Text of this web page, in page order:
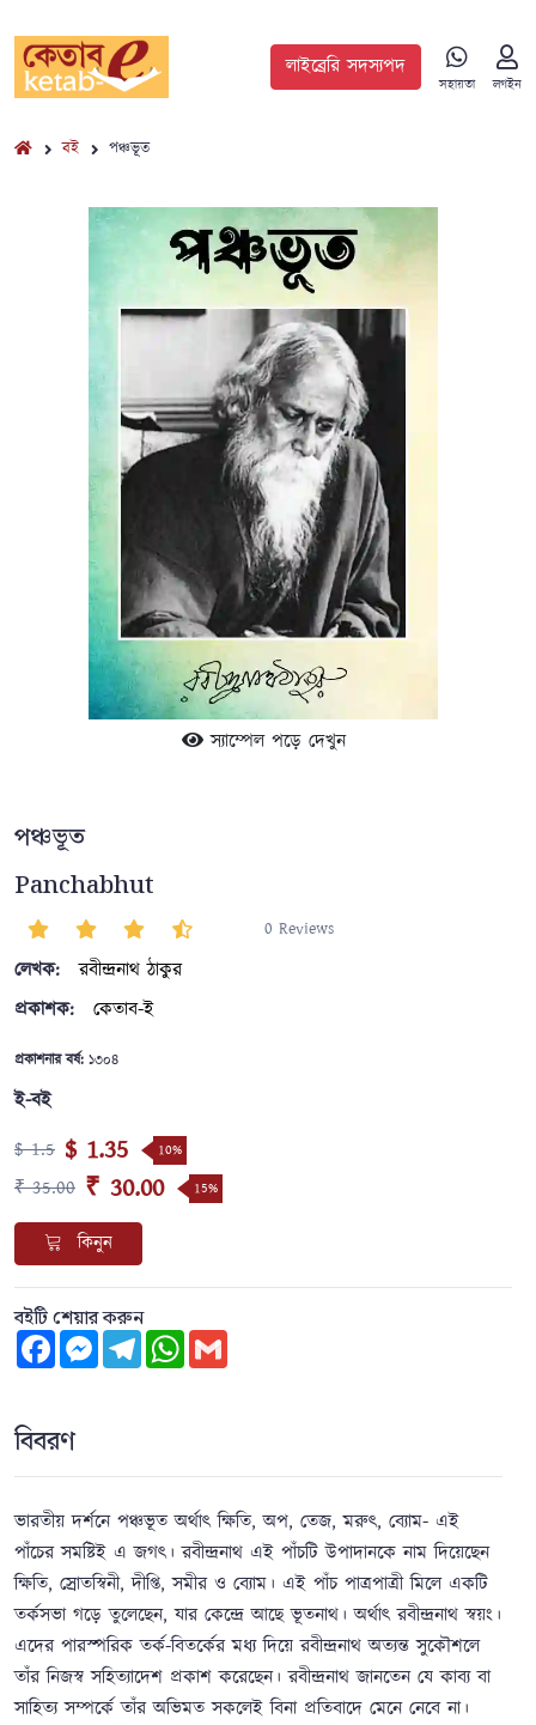
লাইব্রেরি সদস্যপদ
সহায়তা লগইন
বই পঞ্চভূত
স্যাম্পেল পড়ে দেখুন
পঞ্চভূত
Panchabhut
0 Reviews
লেখক:
রবীন্দ্রনাথ ঠাকুর
প্রকাশক:
কেতাব-ই
প্রকাশনার বর্ষ: ১৩০৪
ই-বই
$ 1.5 $ 1.35 10%
₹ 35.00 ₹ 30.00 15%
কিনুন
বইটি শেয়ার করুন
FacebookMessengerTelegramWhatsApp
বিবরণ
ভারতীয় দর্শনে পঞ্চভূত অর্থাৎ ক্ষিতি, অপ, তেজ, মরুৎ, ব্যোম- এই
পাঁচের সমষ্টিই এ জগৎ। রবীন্দ্রনাথ এই পাঁচটি উপাদানকে নাম দিয়েছেন
ক্ষিতি, স্রোতস্বিনী, দীপ্তি, সমীর ও ব্যোম। এই পাঁচ পাত্রপাত্রী মিলে একটি
তর্কসভা গড়ে তুলেছেন, যার কেন্দ্রে আছে ভূতনাথ। অর্থাৎ রবীন্দ্রনাথ স্বয়ং।
এদের পারস্পরিক তর্ক-বিতর্কের মধ্য দিয়ে রবীন্দ্রনাথ অত্যন্ত সুকৌশলে
তাঁর নিজস্ব সহিত্যাদেশ প্রকাশ করেছেন। রবীন্দ্রনাথ জানতেন যে কাব্য বা
সাহিত্য সম্পর্কে তাঁর অভিমত সকলেই বিনা প্রতিবাদে মেনে নেবে না।